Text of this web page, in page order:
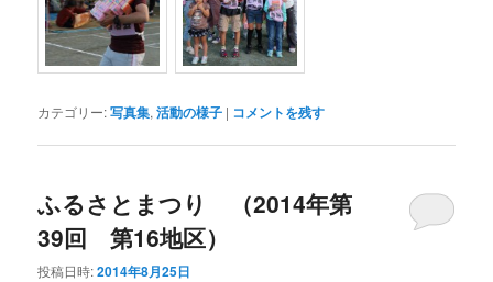
カテゴリー:写真集,活動の様子 | コメントを残す
ふるさとまつり （2014年第
39回 第16地区）
投稿日時:2014年8月25日